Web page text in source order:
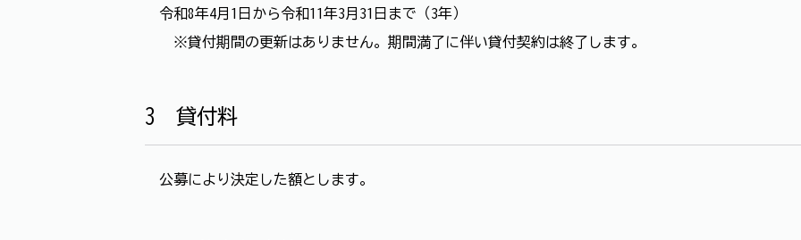
令和8年4月1日から令和11年3月31日まで（3年）
※貸付期間の更新はありません。期間満了に伴い貸付契約は終了します。
3 貸付料
公募により決定した額とします。